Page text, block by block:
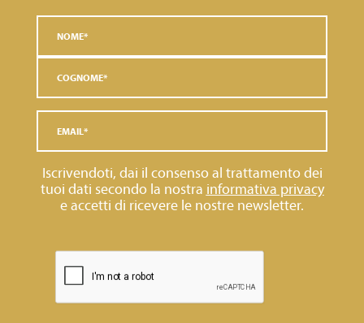
Iscrivendoti, dai il consenso al trattamento dei
tuoi dati secondo la nostra informativa privacy
e accetti di ricevere le nostre newsletter.